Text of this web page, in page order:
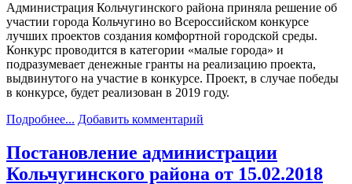
Администрация Кольчугинского района приняла решение об
участии города Кольчугино во Всероссийском конкурсе
лучших проектов создания комфортной городской среды.
Конкурс проводится в категории «малые города» и
подразумевает денежные гранты на реализацию проекта,
выдвинутого на участие в конкурсе. Проект, в случае победы
в конкурсе, будет реализован в 2019 году.
Подробнее... Добавить комментарий
Постановление администрации
Кольчугинского района от 15.02.2018